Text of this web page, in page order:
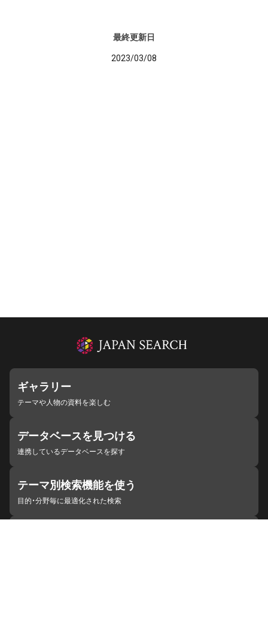
最終更新日
2023/03/08
ギャラリー
テーマや人物の資料を楽しむ
データベースを見つける
連携しているデータベースを探す
テーマ別検索機能を使う
目的・分野毎に最適化された検索